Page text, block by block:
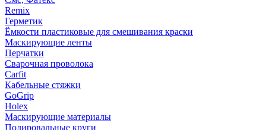
Remix
Герметик
Ёмкости пластиковые для смешивания краски
Маскирующие ленты
Перчатки
Сварочная проволока
Carfit
Кабельные стяжки
GoGrip
Holex
Маскирующие материалы
Полировальные круги